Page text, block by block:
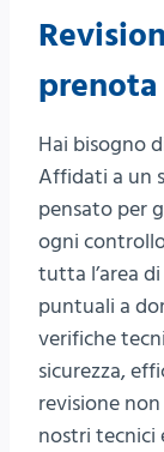
Hai bisogno
Affidati a un
pensato per
ogni
tutta l’area
puntuali a
verifiche
sicurezza,
revisione
nostri tecnici